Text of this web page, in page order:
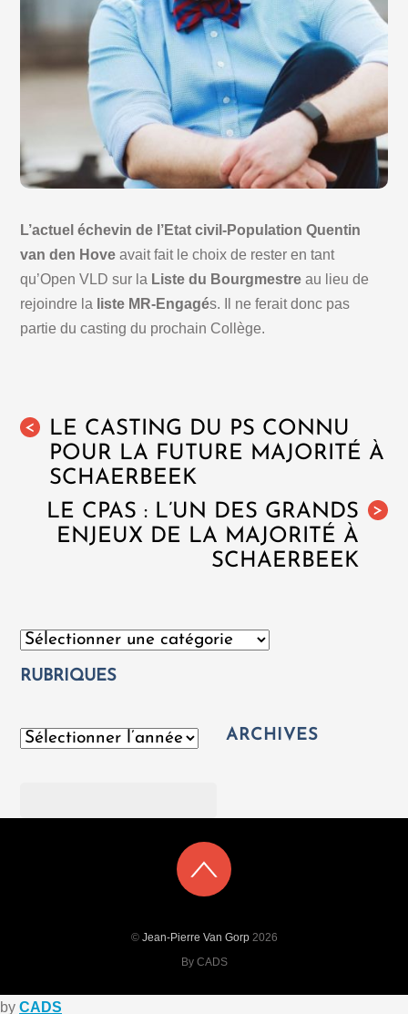
L’actuel échevin de l’Etat civil-Population Quentin
van den Hove avait fait le choix de rester en tant
qu’Open VLD sur la Liste du Bourgmestre au lieu de
rejoindre la liste MR-Engagés. Il ne ferait donc pas
partie du casting du prochain Collège.
<
LE CASTING DU PS CONNU
POUR LA FUTURE MAJORITÉ À
SCHAERBEEK
>
LE CPAS : L’UN DES GRANDS
ENJEUX DE LA MAJORITÉ À
SCHAERBEEK
Catégories
RUBRIQUES
Archives ARCHIVES
© Jean-Pierre Van Gorp2026
By CADS
by CADS